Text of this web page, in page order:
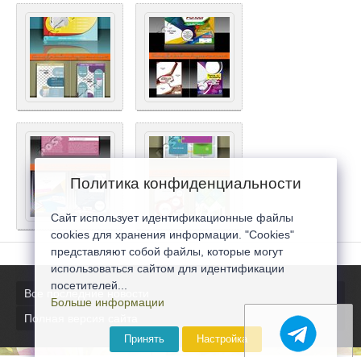
Все последние новости
Полная версия сайта
Политика конфиденциальности
Сайт использует идентификационные файлы
cookies для хранения информации. "Cookies"
представляют собой файлы, которые могут
использоваться сайтом для идентификации
посетителей...
Больше информации
Принять Настройка